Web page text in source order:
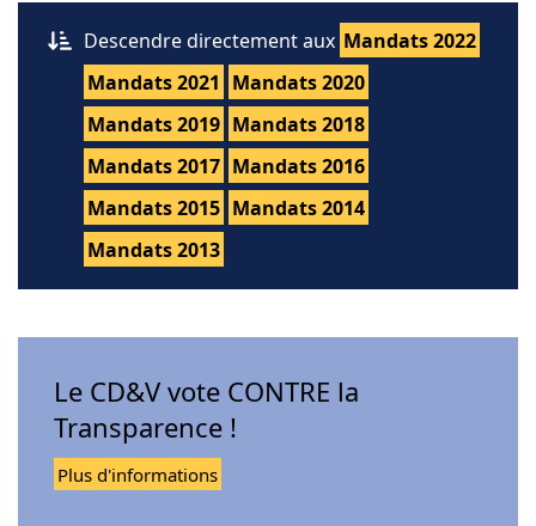
Descendre directement aux Mandats 2022
Mandats 2021 Mandats 2020
Mandats 2019 Mandats 2018
Mandats 2017 Mandats 2016
Mandats 2015 Mandats 2014
Mandats 2013
Le CD&V vote CONTRE la
Transparence !
Plus d'informations